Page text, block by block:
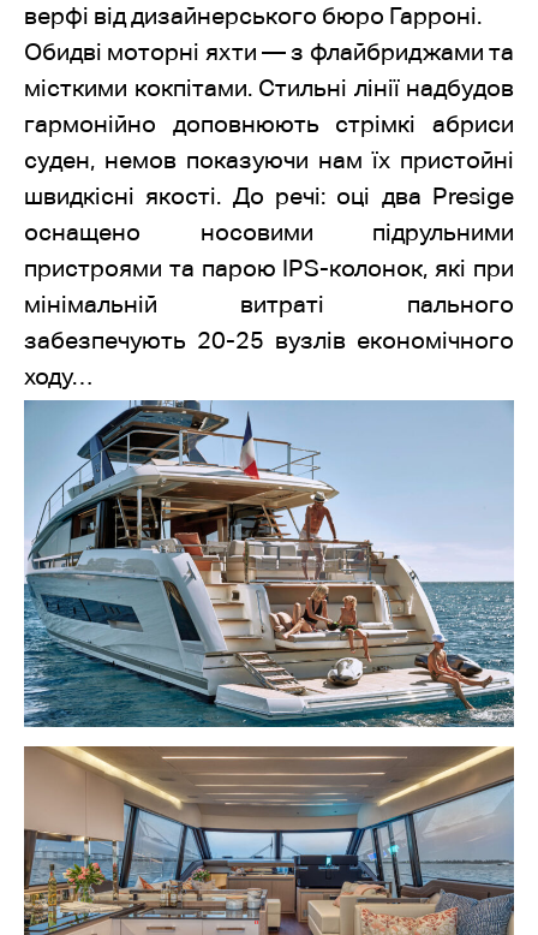
верфі від дизайнерського бюро Гарроні.
Обидві моторні яхти — з флайбриджами та
місткими кокпітами. Стильні лінії надбудов
гармонійно доповнюють стрімкі абриси
суден, немов показуючи нам їх пристойні
швидкісні якості. До речі: оці два Presige
оснащено носовими підрульними
пристроями та парою IPS-колонок, які при
мінімальній витраті пального
забезпечують 20-25 вузлів економічного
ходу…